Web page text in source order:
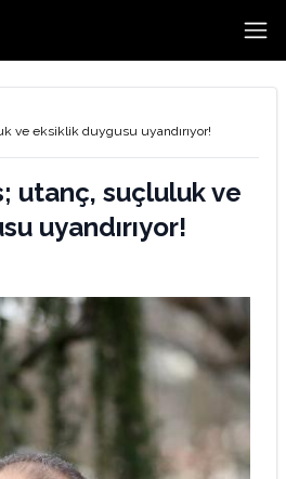
ve eksiklik duygusu uyandırıyor!
utanç, suçluluk ve
uyandırıyor!